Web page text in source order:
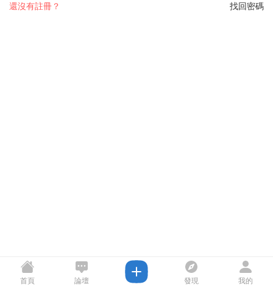
找回密碼
還沒有註冊？
首頁 論壇 發現 我的